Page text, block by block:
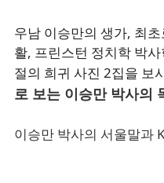
우남 이승만의 생가, 최
활, 프린스턴 정치학 박
절의 희귀 사진 2집을 보
로 보는 이승만 박사의
이승만 박사의 서울말과